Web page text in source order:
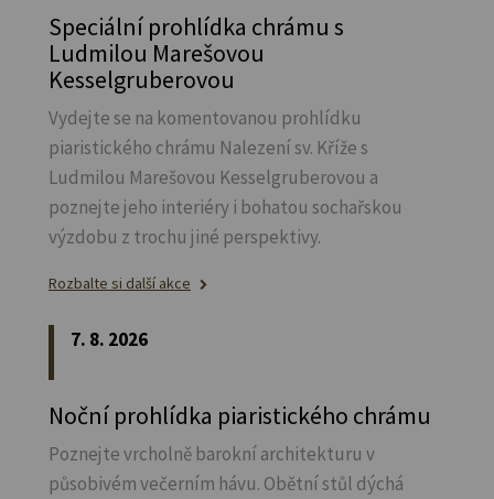
Speciální prohlídka chrámu s
Ludmilou Marešovou
Kesselgruberovou
Vydejte se na komentovanou prohlídku
piaristického chrámu Nalezení sv. Kříže s
Ludmilou Marešovou Kesselgruberovou a
poznejte jeho interiéry i bohatou sochařskou
výzdobu z trochu jiné perspektivy.
Rozbalte si další akce
7. 8. 2026
Noční prohlídka piaristického chrámu
Poznejte vrcholně barokní architekturu v
působivém večerním hávu. Obětní stůl dýchá